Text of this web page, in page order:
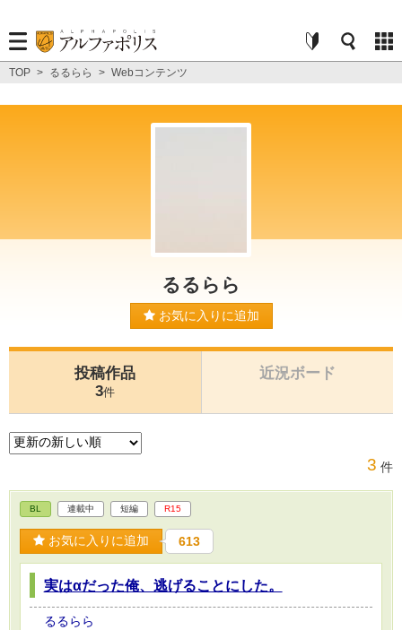
TOP > るるらら > Webコンテンツ
るるらら
お気に入りに追加
投稿作品
3件
近況ボード
3 件
BL 連載中 短編 R15
お気に入りに追加 613
実はαだった俺、逃げることにした。
るるらら